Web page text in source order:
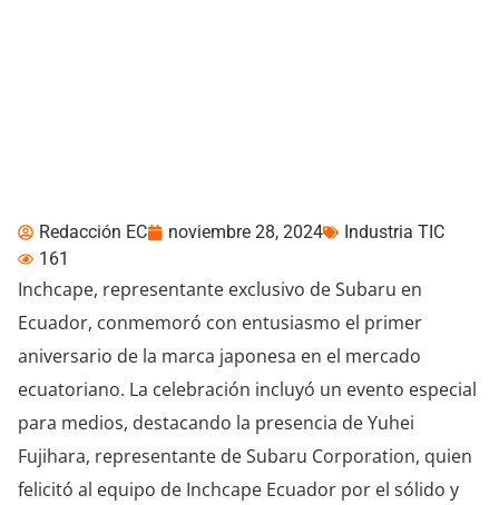
Redacción EC noviembre 28, 2024
Industria TIC
161
Inchcape, representante exclusivo de Subaru en
Ecuador, conmemoró con entusiasmo el primer
aniversario de la marca japonesa en el mercado
ecuatoriano. La celebración incluyó un evento especial
para medios, destacando la presencia de Yuhei
Fujihara, representante de Subaru Corporation, quien
felicitó al equipo de Inchcape Ecuador por el sólido y